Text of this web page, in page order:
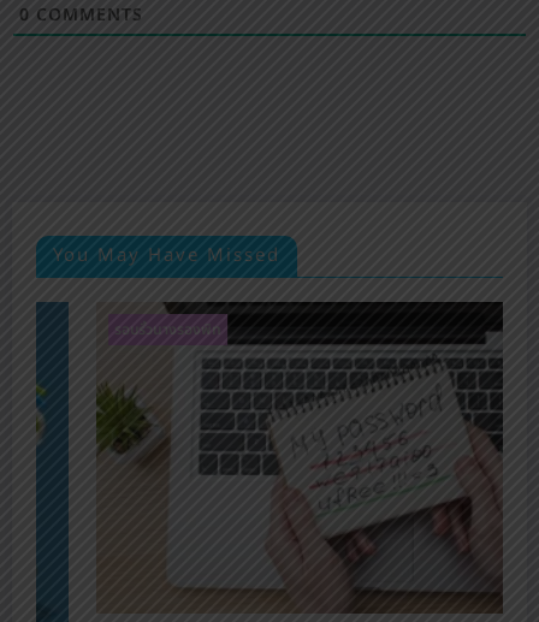
0 COMMENTS
You May Have Missed
ฝ่ายบริหารงานบุคคล